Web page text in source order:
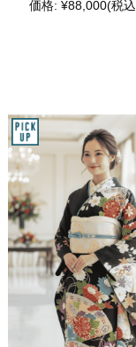
価格: ¥88,000(税